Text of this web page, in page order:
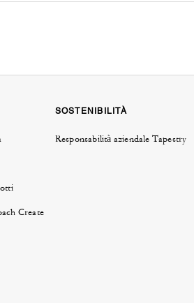
Create
SOSTENIBILITÀ
Responsabilità aziendale Tapestry